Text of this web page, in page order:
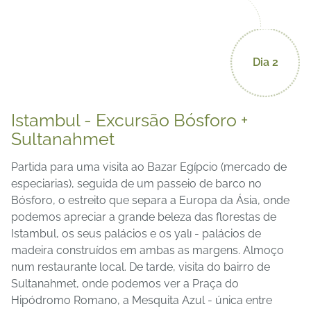
Dia 2
Istambul - Excursão Bósforo +
Sultanahmet
Partida para uma visita ao Bazar Egípcio (mercado de
especiarias), seguida de um passeio de barco no
Bósforo, o estreito que separa a Europa da Ásia, onde
podemos apreciar a grande beleza das florestas de
Istambul, os seus palácios e os yalı - palácios de
madeira construídos em ambas as margens. Almoço
num restaurante local. De tarde, visita do bairro de
Sultanahmet, onde podemos ver a Praça do
Hipódromo Romano, a Mesquita Azul - única entre